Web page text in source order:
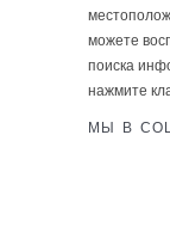
можете
поиска
нажмите
МЫ В